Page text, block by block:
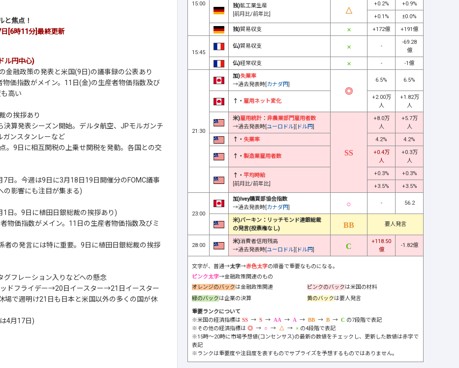
と焦点！
[6時11分]最終更新
ル円中心)
融政策の発表と米国(9日)の議事録の公表あり
価指数がメイン。11日(金)の生産者物価指数及び
高い
の挨拶あり
算発表シーズン開始。デルタ航空、JPモルガンチ
ガンスタンレーなど
。9日に相互関税の上乗せ関税を発動。各国との交
日。今週は9日に3月18日19日開催分のFOMC議事
の影響にも注目が集まる)
日。9日に植田日銀総裁の挨拶あり)
物価指数がメイン。11日の生産者物価指数及びミ
者の発言には特に重要。9日に植田日銀総裁の挨拶
フレーション入りなどへの懸念
ドフライデー→20日イースター→21日イースター
場で週明け21日も日本と米国以外の多くの国が休
4月17日)
15:00 独)鉱工業生産
[前月比/前年比]
+0.2%
+0.9%
+0.1%
±0.0%
独)貿易収支 +172億 +191億
15:45
仏)貿易収支 -
-69.28
億
仏)経常収支 - -1億
21:30
加)失業率
→過去発表時[カナダ円]
6.5% 6.5%
↑・ 雇用ネット変化
+2.00万
人
+1.82万
人
米)雇用統計 ： 非農業部門雇用者数
→過去発表時[ユーロドル][ ドル円]
+8.0万
人
+5.7万
人
↑・ 失業率 4.2% 4.2%
↑・ 製造業雇用者数
+0.4万
人
+0.3万
人
↑・ 平均時給
[前月比/前年比]
+0.3%
+0.3%
+3.5%
+3.5%
23:00
加)Ivey購買部協会指数
→過去発表時[カナダ円]
- 56.2
米)バーキン：リッチモンド連銀総裁
の発言(投票権なし)
要人発言
28:00
米)消費者信用残高
→過去発表時[ユーロドル][ ドル円]
+118.50
億
-1.82億
文字が、普通→太字→赤色太字の順番で重要なものになる。
ピンク太字→金融政策関連のもの
オレンジのバックは金融政策関連 ピンクのバックは米国の材料
緑のバックは企業の決算 黄のバックは要人発言
重要ランクについて
※米国の経済指標は
→ → → → → →
の7段階で表記
※その他の経済指標は
→ → →
の4段階で表記
※15時～20時に市場予想値(コンセンサス)の最新の数値をチェックし、更新した数値は赤字で
表記
※ランクは重要度や注目度を表すものでサプライズを予想するものではありません。